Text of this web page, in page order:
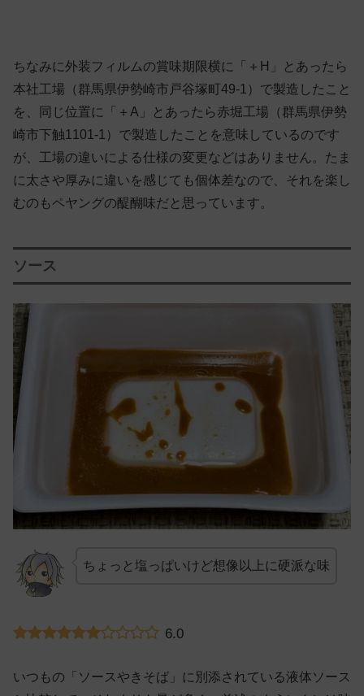
ちなみに外装フィルムの賞味期限横に「＋H」とあったら
本社工場（群馬県伊勢崎市戸谷塚町49-1）で製造したこと
を、同じ位置に「＋A」とあったら赤堀工場（群馬県伊勢
崎市下触1101-1）で製造したことを意味しているのです
が、工場の違いによる仕様の変更などはありません。たま
に太さや厚みに違いを感じても個体差なので、それを楽し
むのもペヤングの醍醐味だと思っています。
ソース
ちょっと塩っぱいけど想像以上に硬派な味
6.0
いつもの「ソースやきそば」に別添されている液体ソース